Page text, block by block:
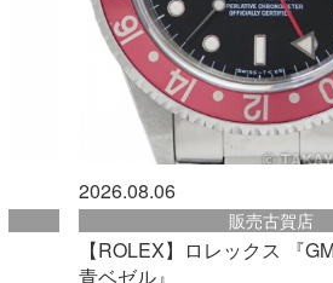
GMTマスター 赤×
【HERMES